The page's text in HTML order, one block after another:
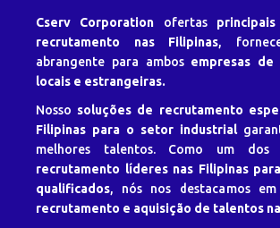
Cserv Corporation ofertas
recrutamento nas Filipinas,
abrangente para ambos empresas de
locais e estrangeiras.
Nosso soluções de recrutamento
Filipinas para o setor industrial
melhores talentos. Como um dos
recrutamento líderes nas Filipinas
qualificados, nós nos destacamos em
recrutamento e aquisição de talentos